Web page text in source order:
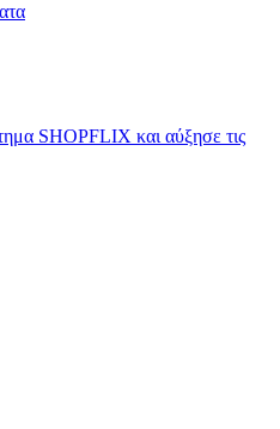
SHOPFLIX και αύξησε τις